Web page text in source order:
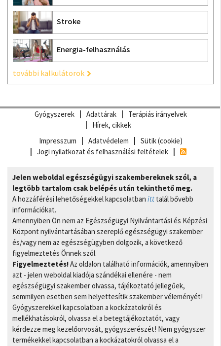
Stroke
Energia-felhasználás
további kalkulátorok
Gyógyszerek Adattárak
Terápiás irányelvek
Hírek, cikkek
Impresszum
Adatvédelem
Sütik (cookie)
Jogi nyilatkozat és felhasználási feltételek
Jelen weboldal egészségügyi szakembereknek szól, a
legtöbb tartalom csak belépés után tekinthető meg.
A hozzáférési lehetőségekkel kapcsolatban itt talál bővebb
információkat.
Amennyiben Ön nem az Egészségügyi Nyilvántartási és Képzési
Központ nyilvántartásában szereplő egészségügyi szakember
és/vagy nem az egészségügyben dolgozik, a következő
figyelmeztetés Önnek szól.
Figyelmeztetés!Az oldalon található információk, amennyiben
azt - jelen weboldal kiadója szándékai ellenére - nem
egészségügyi szakember olvassa, tájékoztató jellegűek,
semmilyen esetben sem helyettesítik szakember véleményét!
Gyógyszerekkel kapcsolatban a kockázatokról és
mellékhatásokról, olvassa el a betegtájékoztatót, vagy
kérdezze meg kezelőorvosát, gyógyszerészét! Nem gyógyszer
termékekkel kapcsolatban a kockázatokról olvassa el a